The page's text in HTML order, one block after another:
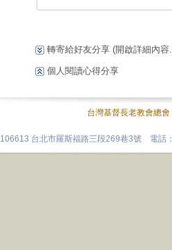
轉寄給好友分享 (開啟詳細內容
個人閱讀心得分享
台灣基督長老教會總會
106613 台北市羅斯福路三段269巷3號 電